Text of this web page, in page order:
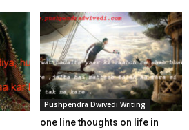
Pushpendra Dwivedi Writing
one line thoughts on life in